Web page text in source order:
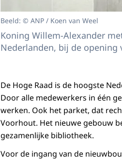
Beeld: © ANP / Koen van Weel
Koning Willem-Alexander
Nederlanden, bij de opening
De Hoge Raad is de hoogste
Door alle medewerkers in één
werken. Ook het parket, dat
Voorhout. Het nieuwe gebouw
gezamenlijke bibliotheek.
Voor de ingang van de